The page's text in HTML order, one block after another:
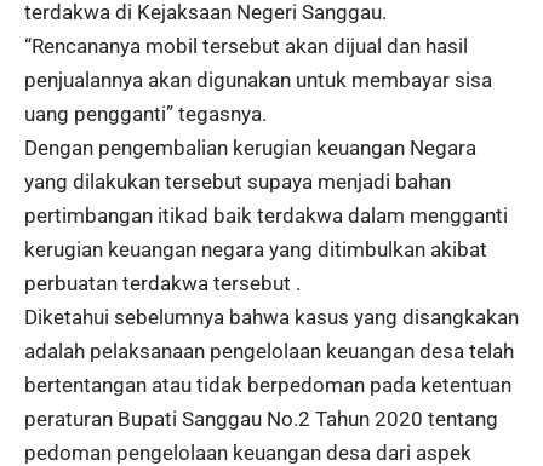
terdakwa di Kejaksaan Negeri Sanggau.
“Rencananya mobil tersebut akan dijual dan hasil
penjualannya akan digunakan untuk membayar sisa
uang pengganti” tegasnya.
Dengan pengembalian kerugian keuangan Negara
yang dilakukan tersebut supaya menjadi bahan
pertimbangan itikad baik terdakwa dalam mengganti
kerugian keuangan negara yang ditimbulkan akibat
perbuatan terdakwa tersebut .
Diketahui sebelumnya bahwa kasus yang disangkakan
adalah pelaksanaan pengelolaan keuangan desa telah
bertentangan atau tidak berpedoman pada ketentuan
peraturan Bupati Sanggau No.2 Tahun 2020 tentang
pedoman pengelolaan keuangan desa dari aspek